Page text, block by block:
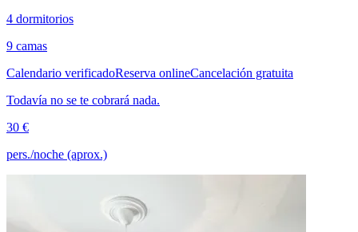
4 dormitorios
9 camas
Calendario verificadoReserva onlineCancelación gratuita
Todavía no se te cobrará nada.
30 €
pers./noche (aprox.)